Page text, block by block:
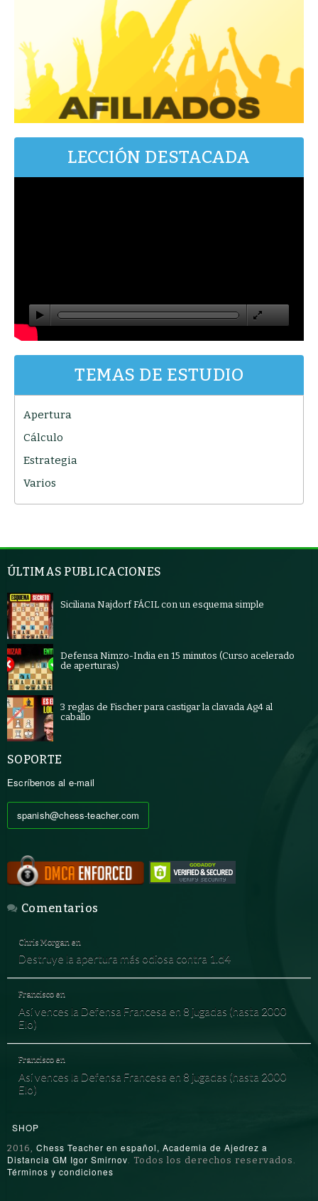
LECCIÓN DESTACADA
TEMAS DE ESTUDIO
Apertura
Cálculo
Estrategia
Varios
ÚLTIMAS PUBLICACIONES
Siciliana Najdorf FÁCIL con un esquema simple
Defensa Nimzo-India en 15 minutos (Curso acelerado
de aperturas)
3 reglas de Fischer para castigar la clavada Ag4 al
caballo
SOPORTE
Escríbenos al e-mail
spanish@chess-teacher.com
Comentarios
Chris Morgan en
Destruye la apertura más odiosa contra 1.d4
Franciscoen
Así vences la Defensa Francesa en 8 jugadas (hasta 2000
Elo)
Franciscoen
Así vences la Defensa Francesa en 8 jugadas (hasta 2000
Elo)
SHOP
2016, Chess Teacher en español, Academia de Ajedrez a
Distancia GM Igor Smirnov. Todos los derechos reservados.
Términos y condiciones